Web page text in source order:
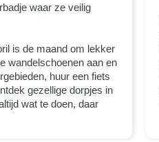
waar ze veilig
is de maand om lekker
wandelschoenen aan en
huur een fiets
gezellige dorpjes in
wat te doen, daar